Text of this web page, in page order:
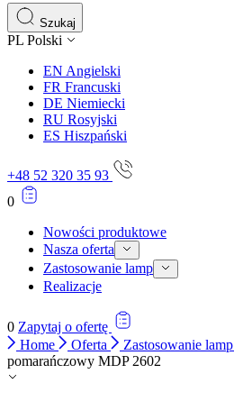
Szukaj
PL Polski
EN Angielski
FR Francuski
DE Niemiecki
RU Rosyjski
ES Hiszpański
+48 52 320 35 93
0
Nowości produktowe
Nasza oferta
Zastosowanie lamp
Realizacje
0 Zapytaj o ofertę
Home
Oferta Zastosowanie lamp
pomarańczowy MDP 2602